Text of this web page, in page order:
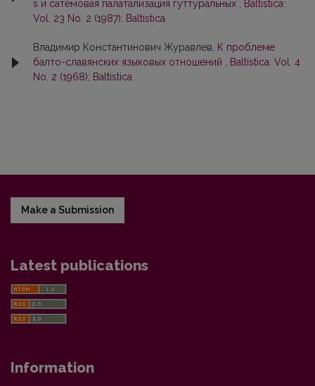
s и сатемовая палатализация гуттуральных
Baltistica:
Vol. 23 No. 2 (1987): Baltistica
Владимир Константинович Журавлев,
К проблеме
балто-славянских языковых отношений
Baltistica: Vol. 4
No. 2 (1968): Baltistica
Make a Submission
Latest publications
Information